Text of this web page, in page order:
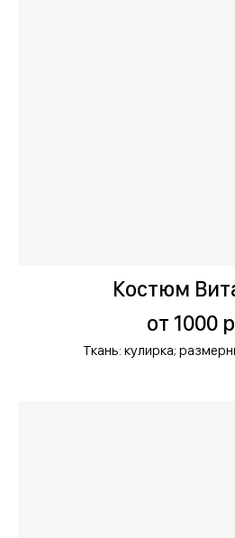
Костюм
от 1000
Ткань: кулирка;